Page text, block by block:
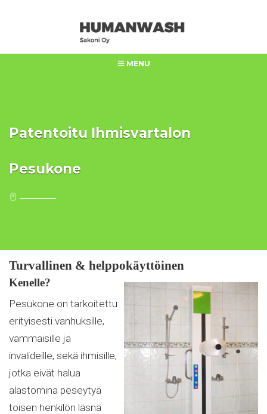
MENU
Patentoitu Ihmisvartalon
Pesukone
Turvallinen & helppokäyttöinen
Kenelle?
Pesukone on tarkoitettu
erityisesti vanhuksille,
vammaisille ja
invalideille, sekä ihmisille,
jotka eivät halua
alastomina peseytyä
toisen henkilön läsnä